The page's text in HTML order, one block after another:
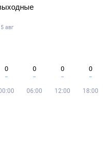
авг
0 0
06:00
0
12:00
0
18:00